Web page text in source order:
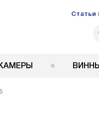
Статьи